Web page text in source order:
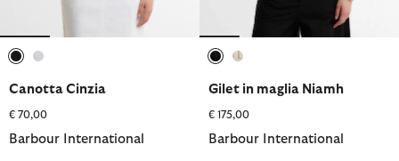
Canotta Cinzia
€ 70,00
Barbour International
Gilet in maglia Niamh
€ 175,00
Barbour International